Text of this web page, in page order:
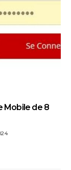
Mobile de 8